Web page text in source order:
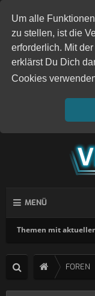
Um alle
zu stellen, ist die
erforderlich. Mit
erklärst Du Dich
Cookies
MENÜ
Themen mit
FOREN